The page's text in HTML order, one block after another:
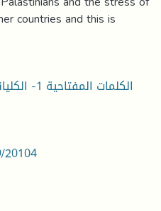
countries and this is
20104